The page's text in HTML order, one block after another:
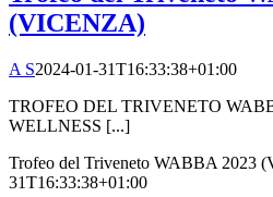
(VICENZA)
A S2024-01-31T16:33:38+01:00
TROFEO DEL TRIVENETO
WELLNESS [...]
Trofeo del Triveneto WABBA 2023
31T16:33:38+01:00